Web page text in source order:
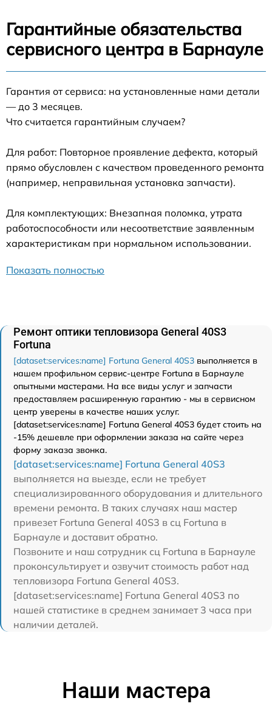
Гарантийные обязательства
сервисного центра в Барнауле
Гарантия от сервиса: на установленные нами детали
— до 3 месяцев.
Что считается гарантийным случаем?
Для работ: Повторное проявление дефекта, который
прямо обусловлен с качеством проведенного ремонта
(например, неправильная установка запчасти).
Для комплектующих: Внезапная поломка, утрата
работоспособности или несоответствие заявленным
характеристикам при нормальном использовании.
Показать полностью
Ремонт оптики тепловизора General 40S3
Fortuna
[dataset:services:name] Fortuna General 40S3 выполняется в
нашем профильном сервис-центре Fortuna в Барнауле
опытными мастерами. На все виды услуг и запчасти
предоставляем расширенную гарантию - мы в сервисном
центр уверены в качестве наших услуг.
[dataset:services:name] Fortuna General 40S3 будет стоить на
-15% дешевле при оформлении заказа на сайте через
форму заказа звонка.
[dataset:services:name] Fortuna General 40S3
выполняется на выезде, если не требует
специализированного оборудования и длительного
времени ремонта. В таких случаях наш мастер
привезет Fortuna General 40S3 в сц Fortuna в
Барнауле и доставит обратно.
Позвоните и наш сотрудник сц Fortuna в Барнауле
проконсультирует и озвучит стоимость работ над
тепловизора Fortuna General 40S3.
[dataset:services:name] Fortuna General 40S3 по
нашей статистике в среднем занимает 3 часа при
наличии деталей.
Наши мастера